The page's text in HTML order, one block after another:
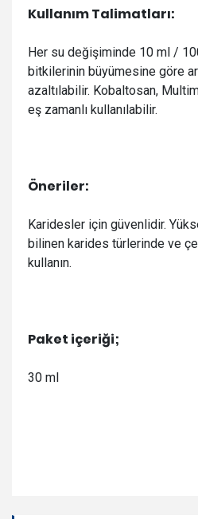
Kullanım Talimatları:
Her su değişiminde 10 ml /
bitkilerinin büyümesine göre
azaltılabilir. Kobaltosan,
eş zamanlı kullanılabilir.
Öneriler:
Karidesler için güvenlidir.
bilinen karides türlerinde ve
kullanın.
Paket içeriği;
30 ml